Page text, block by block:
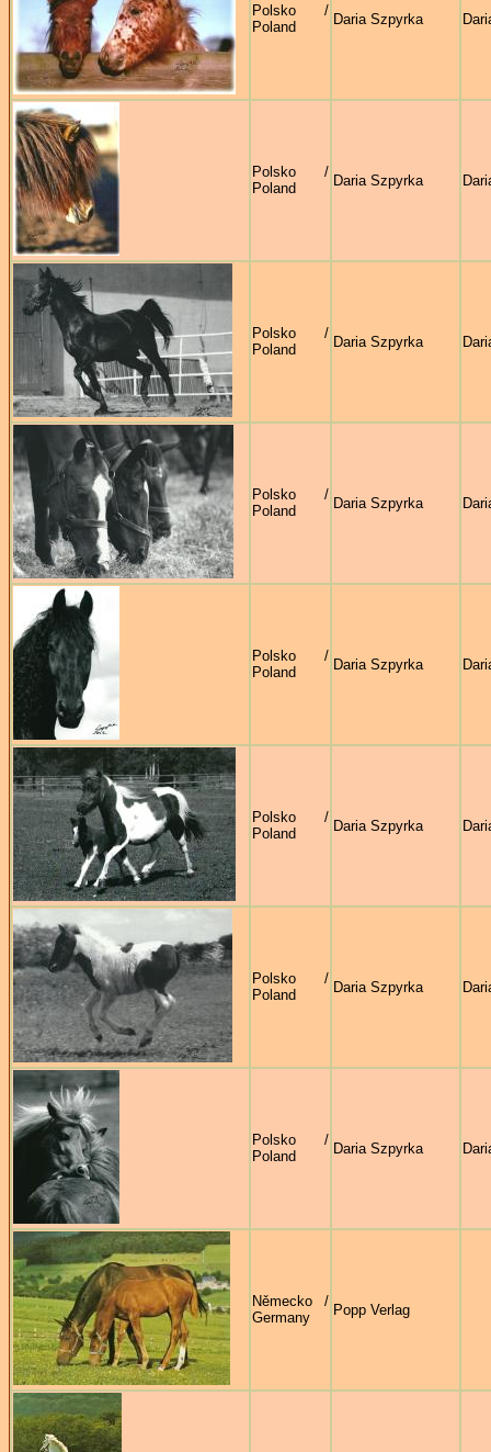
Polsko /
Poland
Daria Szpyrka
Polsko /
Poland
Daria Szpyrka
Polsko /
Poland
Daria Szpyrka
Polsko /
Poland
Daria Szpyrka
Polsko /
Poland
Daria Szpyrka
Polsko /
Poland
Daria Szpyrka
Polsko /
Poland
Daria Szpyrka
Polsko /
Poland
Daria Szpyrka
Německo /
Germany
Popp Verlag